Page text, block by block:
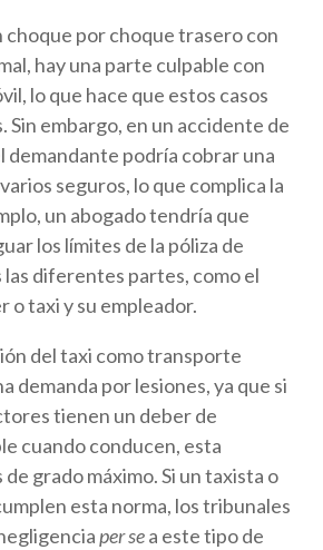
choque por choque trasero con
hay una parte culpable con
lo que hace que estos casos
Sin embargo, en un accidente de
demandante podría cobrar una
seguros, lo que complica la
un abogado tendría que
los límites de la póliza de
diferentes partes, como el
o taxi y su empleador.
del taxi como transporte
demanda por lesiones, ya que si
tienen un deber de
cuando conducen, esta
grado máximo. Si un taxista o
esta norma, los tribunales
per sea este tipo de